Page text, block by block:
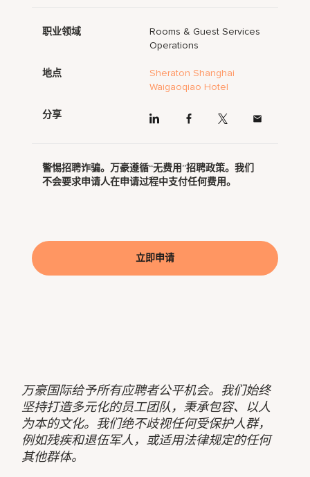
万豪国际给予所有应聘者公平机会。我们始终
坚持打造多元化的员工团队，秉承包容、以人
为本的文化。我们绝不歧视任何受保护人群，
例如残疾和退伍军人，或适用法律规定的任何
其他群体。
职业领域
Rooms & Guest Services
Operations
地点
Sheraton Shanghai
Waigaoqiao Hotel
分享
警惕招聘诈骗。万豪遵循“无费用”招聘政策。我们
不会要求申请人在申请过程中支付任何费用。
立即申请